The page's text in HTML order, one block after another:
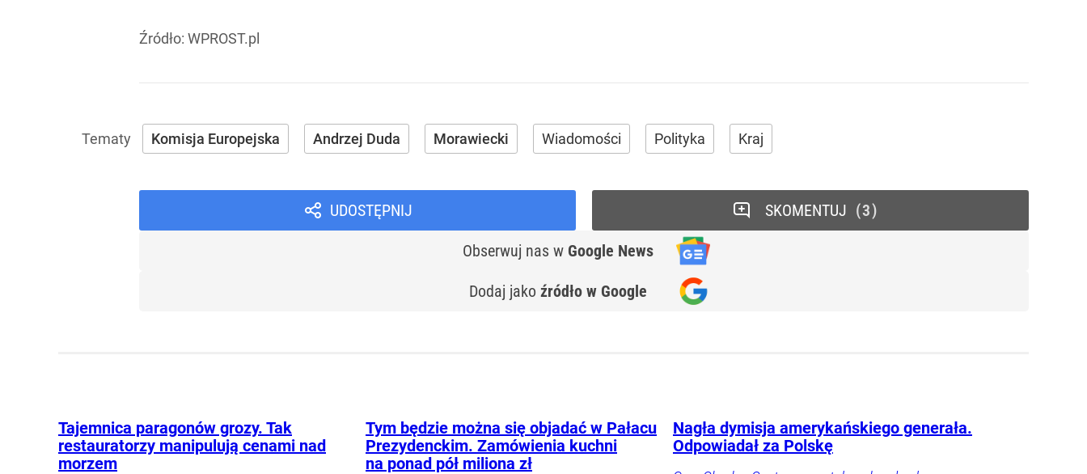
Źródło: WPROST.pl
Komisja Europejska Andrzej Duda Morawiecki Wiadomości Polityka Kraj
UDOSTĘPNIJ
Obserwuj nas w Google News
Dodaj jako źródło w Google
SKOMENTUJ 3
Tajemnica paragonów grozy. Tak
restauratorzy manipulują cenami nad
morzem
Tym będzie można się objadać w Pałacu
Prezydenckim. Zamówienia kuchni
na ponad pół miliona zł
Nagła dymisja amerykańskiego generała.
Odpowiadał za Polskę